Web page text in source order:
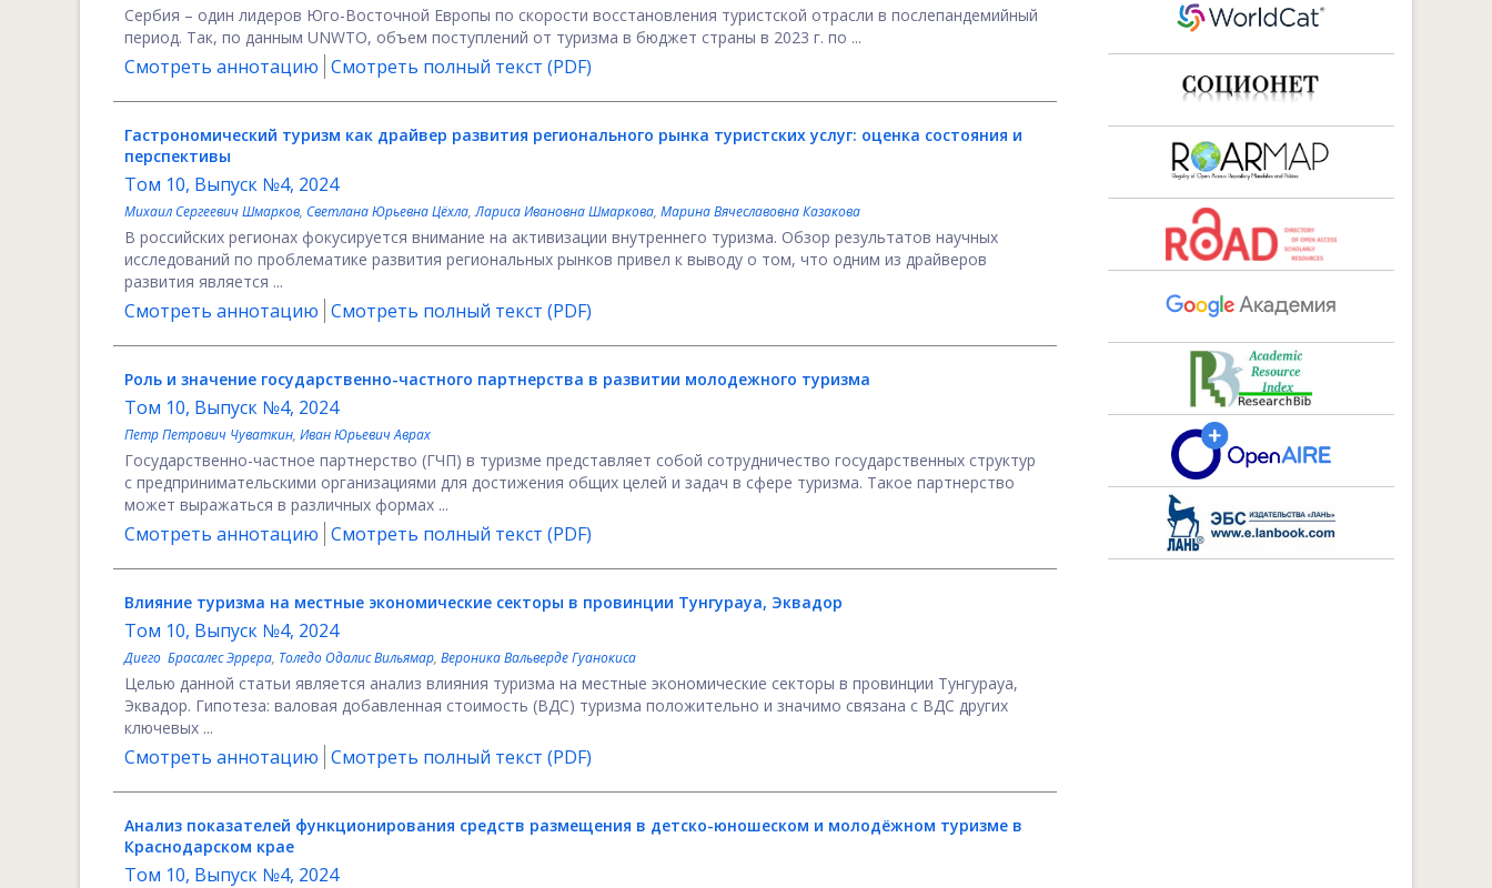
Сербия – один лидеров Юго-Восточной Европы по скорости восстановления туристской отрасли в послепандемийный
период. Так, по данным UNWTO, объем поступлений от туризма в бюджет страны в 2023 г. по ...
Смотреть аннотацию Смотреть полный текст (PDF)
Гастрономический туризм как драйвер развития регионального рынка туристских услуг: оценка состояния и
перспективы
Том 10, Выпуск №4, 2024
Михаил Сергеевич Шмарков, Светлана Юрьевна Цёхла,Лариса Ивановна Шмаркова, Марина Вячеславовна Казакова
В российских регионах фокусируется внимание на активизации внутреннего туризма. Обзор результатов научных
исследований по проблематике развития региональных рынков привел к выводу о том, что одним из драйверов
развития является ...
Смотреть аннотацию Смотреть полный текст (PDF)
Роль и значение государственно-частного партнерства в развитии молодежного туризма
Том 10, Выпуск №4, 2024
Петр Петрович Чуваткин, Иван Юрьевич Аврах
Государственно-частное партнерство (ГЧП) в туризме представляет собой сотрудничество государственных структур
с предпринимательскими организациями для достижения общих целей и задач в сфере туризма. Такое партнерство
может выражаться в различных формах ...
Смотреть аннотацию Смотреть полный текст (PDF)
Влияние туризма на местные экономические секторы в провинции Тунгурауа, Эквадор
Том 10, Выпуск №4, 2024
Диего Брасалес Эррера, Толедо Одалис Вильямар, Вероника Вальверде Гуанокиса
Целью данной статьи является анализ влияния туризма на местные экономические секторы в провинции Тунгурауа,
Эквадор. Гипотеза: валовая добавленная стоимость (ВДС) туризма положительно и значимо связана с ВДС других
ключевых ...
Смотреть аннотацию Смотреть полный текст (PDF)
Анализ показателей функционирования средств размещения в детско-юношеском и молодёжном туризме в
Краснодарском крае
Том 10, Выпуск №4, 2024